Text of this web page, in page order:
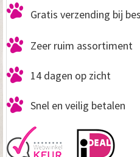
Gratis verzending bij
Zeer ruim assortiment
14 dagen op zicht
Snel en veilig betalen